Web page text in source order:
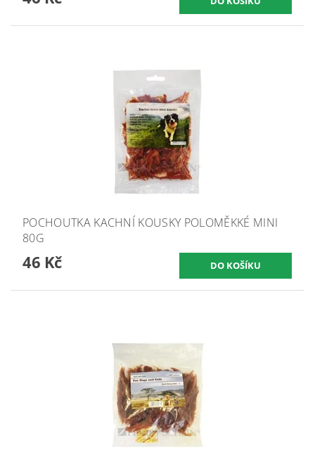
POCHOUTKA KACHNÍ KOUSKY POLOMĚKKÉ MINI
80G
46 Kč